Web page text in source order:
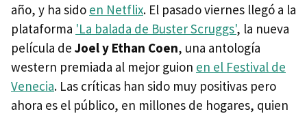
año, y ha sido en Netflix. El pasado viernes llegó a la
plataforma 'La balada de Buster Scruggs', la nueva
película de Joel y Ethan Coen, una antología
western premiada al mejor guion en el Festival de
Venecia. Las críticas han sido muy positivas pero
ahora es el público, en millones de hogares, quien